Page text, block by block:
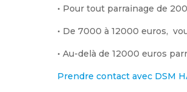
• Pour tout parrainage de
• De 7000 à 12000 euros,
• Au-delà de 12000 euros
Prendre contact avec DSM